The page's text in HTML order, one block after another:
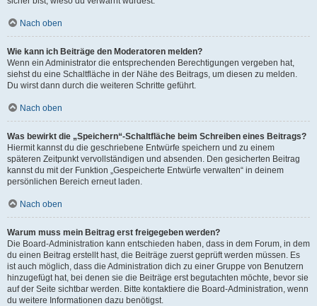
Nach oben
Wie kann ich Beiträge den Moderatoren melden?
Wenn ein Administrator die entsprechenden Berechtigungen vergeben hat,
siehst du eine Schaltfläche in der Nähe des Beitrags, um diesen zu melden.
Du wirst dann durch die weiteren Schritte geführt.
Nach oben
Was bewirkt die „Speichern“-Schaltfläche beim Schreiben eines Beitrags?
Hiermit kannst du die geschriebene Entwürfe speichern und zu einem
späteren Zeitpunkt vervollständigen und absenden. Den gesicherten Beitrag
kannst du mit der Funktion „Gespeicherte Entwürfe verwalten“ in deinem
persönlichen Bereich erneut laden.
Nach oben
Warum muss mein Beitrag erst freigegeben werden?
Die Board-Administration kann entschieden haben, dass in dem Forum, in dem
du einen Beitrag erstellt hast, die Beiträge zuerst geprüft werden müssen. Es
ist auch möglich, dass die Administration dich zu einer Gruppe von Benutzern
hinzugefügt hat, bei denen sie die Beiträge erst begutachten möchte, bevor sie
auf der Seite sichtbar werden. Bitte kontaktiere die Board-Administration, wenn
du weitere Informationen dazu benötigst.